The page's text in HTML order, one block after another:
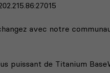
avec notre
puissant de Titanium